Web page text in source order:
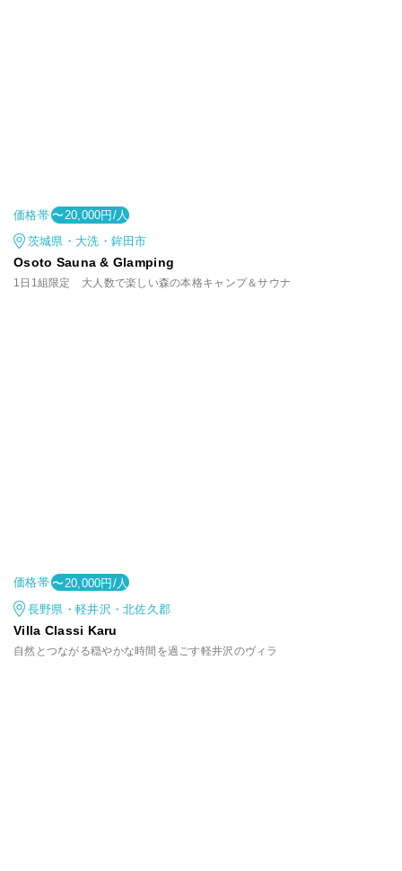
価格帯 〜20,000円/人
茨城県・大洗・鉾田市
Osoto Sauna & Glamping
1日1組限定 大人数で楽しい森の本格キャンプ＆サウナ
価格帯 〜20,000円/人
長野県・軽井沢・北佐久郡
Villa Classi Karu
自然とつながる穏やかな時間を過ごす軽井沢のヴィラ